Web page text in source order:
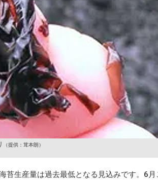
（提供：茸本朗）
苔生産量は過去最低となる見込みです。6月